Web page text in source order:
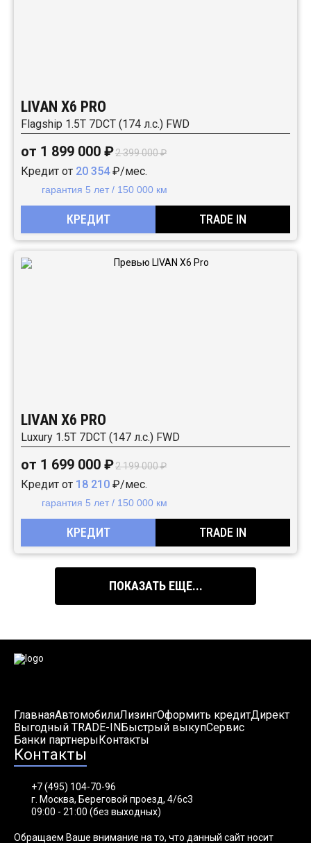
LIVAN X6 PRO
Flagship 1.5T 7DCT (174 л.с.) FWD
от 1 899 000 ₽2 399 000 ₽
Кредит от 20 354₽/мес.
гарантия 5 лет / 150 000 км
КРЕДИТ TRADE IN
LIVAN X6 PRO
Luxury 1.5T 7DCT (147 л.с.) FWD
от 1 699 000 ₽2 199 000 ₽
Кредит от 18 210 ₽/мес.
гарантия 5 лет / 150 000 км
КРЕДИТ TRADE IN
ПОКАЗАТЬ ЕЩЕ...
ГлавнаяАвтомобилиЛизингОформить кредитДирект
Выгодный TRADE-INБыстрый выкупСервис
Банки партнерыКонтакты
Контакты
+7 (495) 104-70-96
г. Москва, Береговой проезд, 4/6с3
09:00 - 21:00 (без выходных)
Обращаем Ваше внимание на то, что данный сайт носит